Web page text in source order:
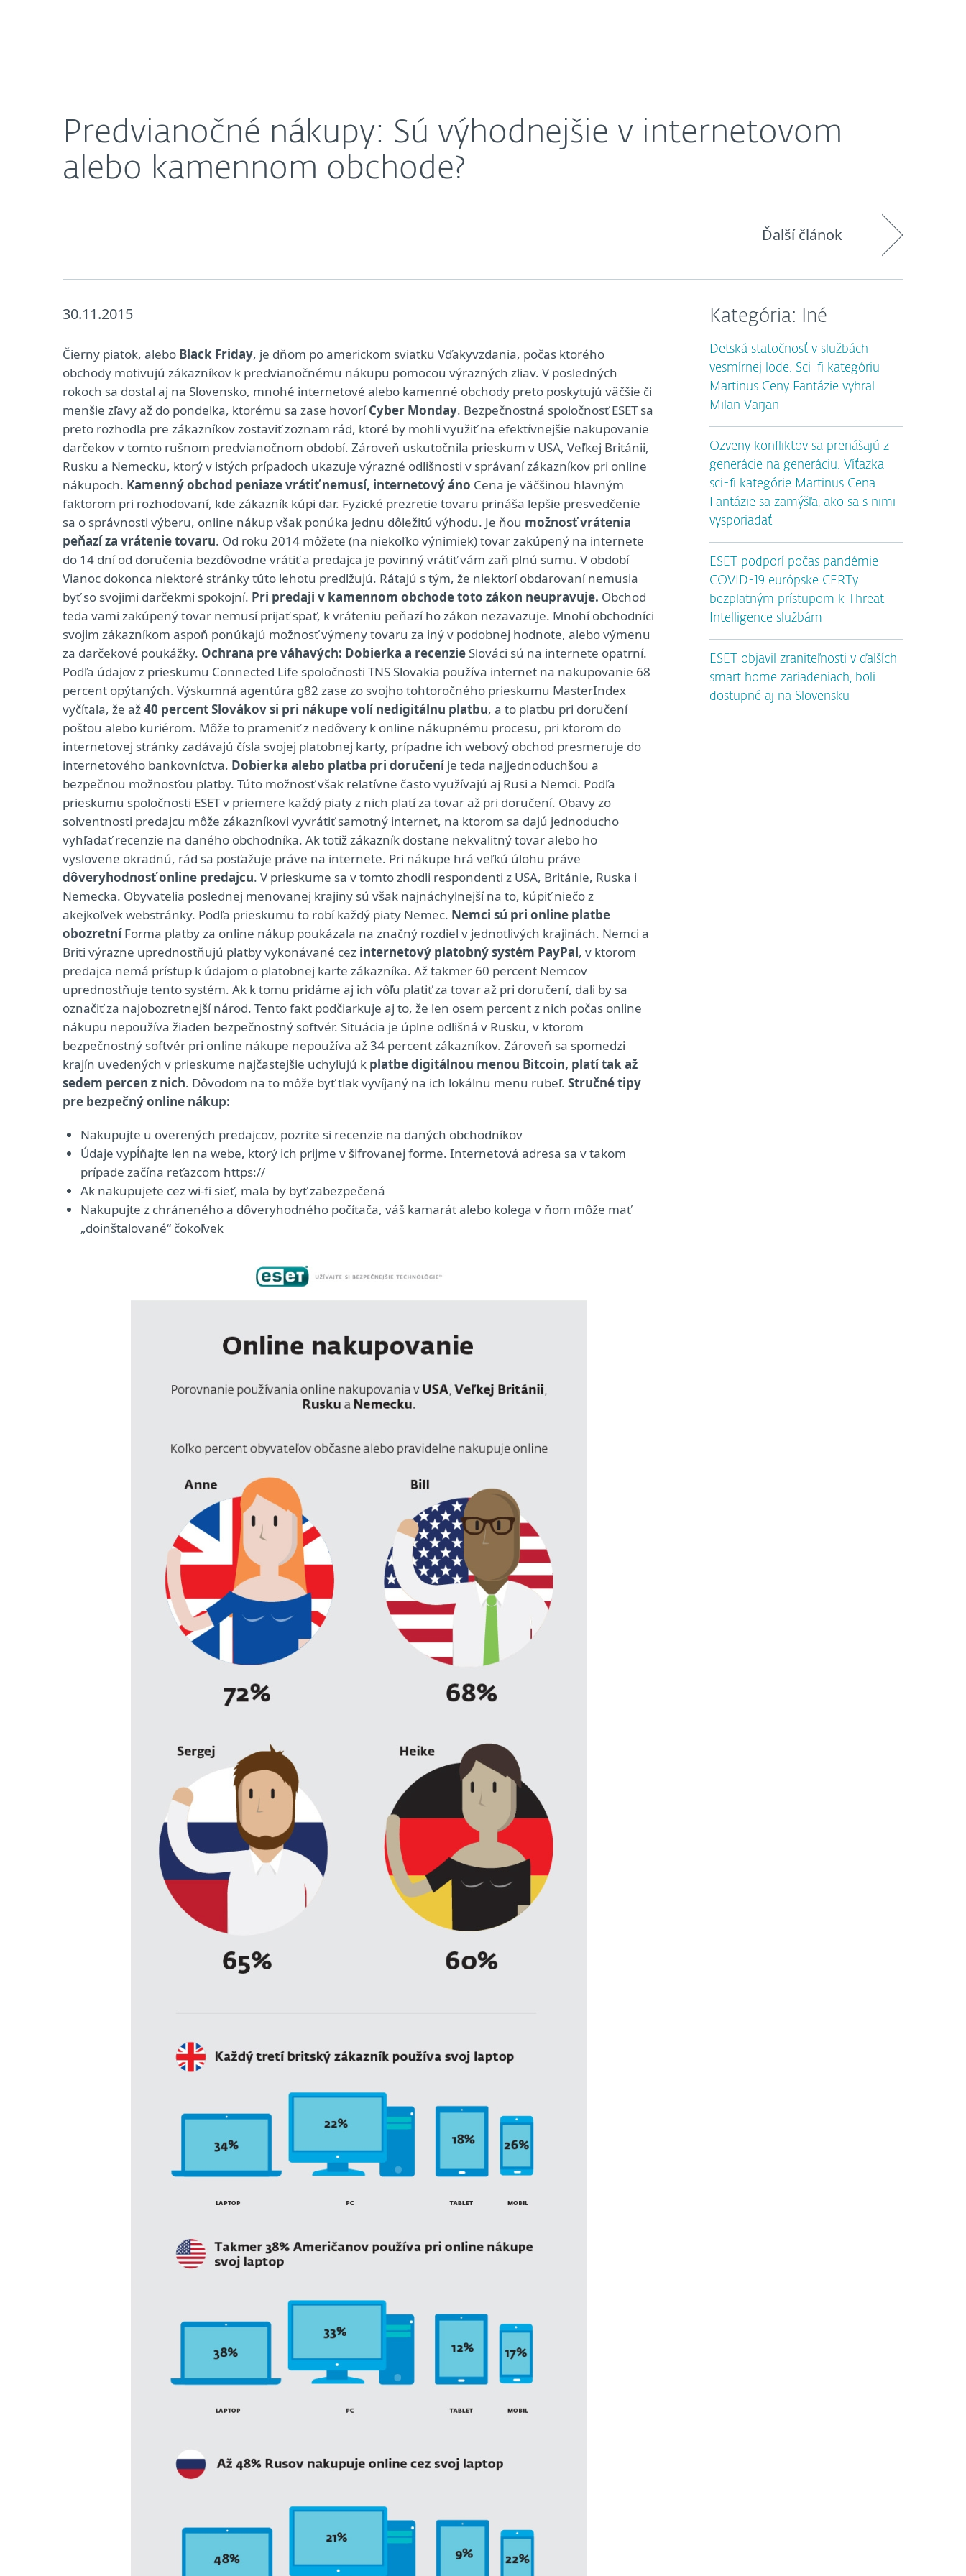
Predvianočné nákupy: Sú výhodnejšie v internetovom
alebo kamennom obchode?
Ďalší článok
30.11.2015
Čierny piatok, alebo Black Friday, je dňom po americkom sviatku Vďakyvzdania, počas ktorého
obchody motivujú zákazníkov k predvianočnému nákupu pomocou výrazných zliav. V posledných
rokoch sa dostal aj na Slovensko, mnohé internetové alebo kamenné obchody preto poskytujú väčšie či
menšie zľavy až do pondelka, ktorému sa zase hovoríCyber Monday. Bezpečnostná spoločnosť ESET sa
preto rozhodla pre zákazníkov zostaviť zoznam rád, ktoré by mohli využiť na efektívnejšie nakupovanie
darčekov v tomto rušnom predvianočnom období. Zároveň uskutočnila prieskum v USA, Veľkej Británii,
Rusku a Nemecku, ktorý v istých prípadoch ukazuje výrazné odlišnosti v správaní zákazníkov pri online
nákupoch. Kamenný obchod peniaze vrátiť nemusí, internetový áno Cena je väčšinou hlavným
faktorom pri rozhodovaní, kde zákazník kúpi dar. Fyzické prezretie tovaru prináša lepšie presvedčenie
sa o správnosti výberu, online nákup však ponúka jednu dôležitú výhodu. Je ňou možnosť vrátenia
peňazí za vrátenie tovaru. Od roku 2014 môžete (na niekoľko výnimiek) tovar zakúpený na internete
do 14 dní od doručenia bezdôvodne vrátiť a predajca je povinný vrátiť vám zaň plnú sumu. V období
Vianoc dokonca niektoré stránky túto lehotu predlžujú. Rátajú s tým, že niektorí obdarovaní nemusia
byť so svojimi darčekmi spokojní. Pri predaji v kamennom obchode toto zákon neupravuje. Obchod
teda vami zakúpený tovar nemusí prijať späť, k vráteniu peňazí ho zákon nezaväzuje. Mnohí obchodníci
svojim zákazníkom aspoň ponúkajú možnosť výmeny tovaru za iný v podobnej hodnote, alebo výmenu
za darčekové poukážky. Ochrana pre váhavých: Dobierka a recenzie Slováci sú na internete opatrní.
Podľa údajov z prieskumu Connected Life spoločnosti TNS Slovakia používa internet na nakupovanie 68
percent opýtaných. Výskumná agentúra g82 zase zo svojho tohtoročného prieskumu MasterIndex
vyčítala, že až40 percent Slovákov si pri nákupe volí nedigitálnu platbu, a to platbu pri doručení
poštou alebo kuriérom. Môže to prameniť z nedôvery k online nákupnému procesu, pri ktorom do
internetovej stránky zadávajú čísla svojej platobnej karty, prípadne ich webový obchod presmeruje do
internetového bankovníctva. Dobierka alebo platba pri doručeníje teda najjednoduchšou a
bezpečnou možnosťou platby. Túto možnosť však relatívne často využívajú aj Rusi a Nemci. Podľa
prieskumu spoločnosti ESET v priemere každý piaty z nich platí za tovar až pri doručení. Obavy zo
solventnosti predajcu môže zákazníkovi vyvrátiť samotný internet, na ktorom sa dajú jednoducho
vyhľadať recenzie na daného obchodníka. Ak totiž zákazník dostane nekvalitný tovar alebo ho
vyslovene okradnú, rád sa posťažuje práve na internete. Pri nákupe hrá veľkú úlohu práve
dôveryhodnosť online predajcu. V prieskume sa v tomto zhodli respondenti z USA, Británie, Ruska i
Nemecka. Obyvatelia poslednej menovanej krajiny sú však najnáchylnejší na to, kúpiť niečo z
akejkoľvek webstránky. Podľa prieskumu to robí každý piaty Nemec. Nemci sú pri online platbe
obozretníForma platby za online nákup poukázala na značný rozdiel v jednotlivých krajinách. Nemci a
Briti výrazne uprednostňujú platby vykonávané cez internetový platobný systém PayPal, v ktorom
predajca nemá prístup k údajom o platobnej karte zákazníka. Až takmer 60 percent Nemcov
uprednostňuje tento systém. Ak k tomu pridáme aj ich vôľu platiť za tovar až pri doručení, dali by sa
označiť za najobozretnejší národ. Tento fakt podčiarkuje aj to, že len osem percent z nich počas online
nákupu nepoužíva žiaden bezpečnostný softvér. Situácia je úplne odlišná v Rusku, v ktorom
bezpečnostný softvér pri online nákupe nepoužíva až 34 percent zákazníkov. Zároveň sa spomedzi
krajín uvedených v prieskume najčastejšie uchyľujú k platbe digitálnou menou Bitcoin, platí tak až
sedem percen z nich. Dôvodom na to môže byť tlak vyvíjaný na ich lokálnu menu rubeľ. Stručné tipy
pre bezpečný online nákup:
Nakupujte u overených predajcov, pozrite si recenzie na daných obchodníkov
Údaje vypĺňajte len na webe, ktorý ich prijme v šifrovanej forme. Internetová adresa sa v takom
prípade začína reťazcom https://
Ak nakupujete cez wi-fi sieť, mala by byť zabezpečená
Nakupujte z chráneného a dôveryhodného počítača, váš kamarát alebo kolega v ňom môže mať
„doinštalované“ čokoľvek
Kategória: Iné
Detská statočnosť v službách
vesmírnej lode. Sci-fi kategóriu
Martinus Ceny Fantázie vyhral
Milan Varjan
Ozveny konfliktov sa prenášajú z
generácie na generáciu. Víťazka
sci-fi kategórie Martinus Cena
Fantázie sa zamýšľa, ako sa s nimi
vysporiadať
ESET podporí počas pandémie
COVID-19 európske CERTy
bezplatným prístupom k Threat
Intelligence službám
ESET objavil zraniteľnosti v ďalších
smart home zariadeniach, boli
dostupné aj na Slovensku